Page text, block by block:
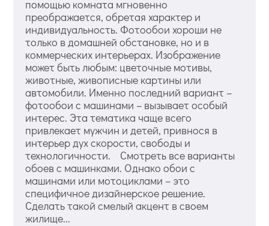
помощью комната мгновенно
преображается, обретая характер и
индивидуальность. Фотообои хороши не
только в домашней обстановке, но и в
коммерческих интерьерах. Изображение
может быть любым: цветочные мотивы,
животные, живописные картины или
автомобили. Именно последний вариант –
фотообои с машинами – вызывает особый
интерес. Эта тематика чаще всего
привлекает мужчин и детей, привнося в
интерьер дух скорости, свободы и
технологичности. Смотреть все варианты
обоев с машинками. Однако обои с
машинами или мотоциклами – это
специфичное дизайнерское решение.
Сделать такой смелый акцент в своем
жилище...